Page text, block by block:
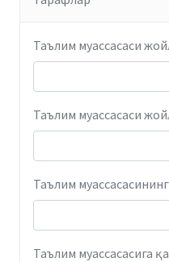
Таълим муассасаси
Таълим муассасаси
Таълим
Таълим муассасасига